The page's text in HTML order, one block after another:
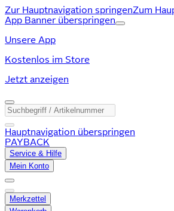
Zur Hauptnavigation springenZum
App Banner überspringen
Unsere App
Kostenlos im Store
Jetzt anzeigen
Hauptnavigation überspringen
PAYBACK
Service & Hilfe
Mein Konto
Merkzettel